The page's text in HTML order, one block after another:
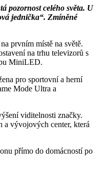
pozornost celého světa. U
jednička“. Zmíněné
prvním místě na světě.
na trhu televizorů s
MiniLED.
pro sportovní a herní
Mode Ultra a
viditelnosti značky.
a vývojových center, která
přímo do domácností po